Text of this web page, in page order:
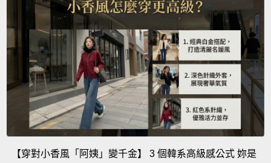
【穿對小香風「阿姨」變千金】 3 個韓系高級感公式 妳是